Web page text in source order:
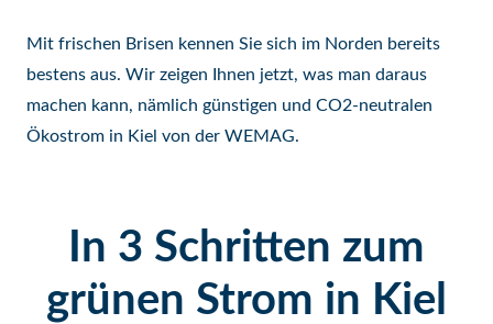
Mit frischen Brisen kennen Sie sich im Norden bereits
bestens aus. Wir zeigen Ihnen jetzt, was man daraus
machen kann, nämlich günstigen und CO2-neutralen
Ökostrom in Kiel von der WEMAG.
In 3 Schritten zum
grünen Strom in Kiel